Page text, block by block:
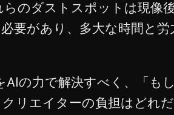
のダストスポットは現像
要があり、多大な時間と労
AIの力で解決すべく、「も
リエイターの負担はどれ